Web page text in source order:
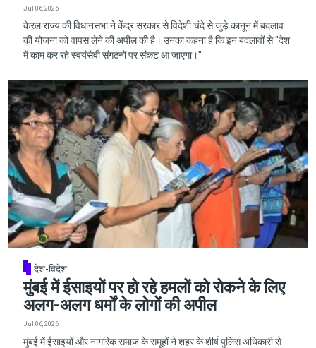
Jul 06, 2026
केरल राज्य की विधानसभा ने केंद्र सरकार से विदेशी चंदे से जुड़े कानून में बदलाव
की योजना को वापस लेने की अपील की है। उनका कहना है कि इन बदलावों से "देश
में काम कर रहे स्वयंसेवी संगठनों पर संकट आ जाएगा।"
देश-विदेश
मुंबई में ईसाइयों पर हो रहे हमलों को रोकने के लिए
अलग-अलग धर्मों के लोगों की अपील
Jul 06, 2026
मुंबई में ईसाइयों और नागरिक समाज के समूहों ने शहर के शीर्ष पुलिस अधिकारी से